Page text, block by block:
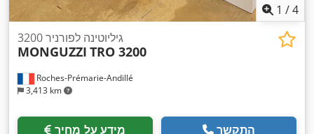
1 /4
Roches-Prémarie-Andillé
3,413 km
גיליוטינה לפורניר 3200
MONGUZZI TRO 3200
מידע על מחיר התקשר